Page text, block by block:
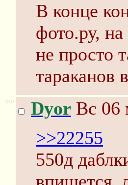
В конце
фото.ру,
не просто
тараканов
>> Dyor Вс 06
>>22255
550д